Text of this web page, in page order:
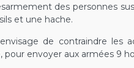
des personnes
et une hache.
de contraindre les
pour envoyer aux armées 9